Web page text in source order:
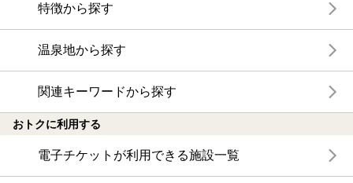
特徴から探す
温泉地から探す
関連キーワードから探す
おトクに利用する
電子チケットが利用できる施設一覧